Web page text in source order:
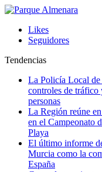
Likes
Seguidores
Tendencias
La Policía Local de
controles de tráfico
personas
La Región reúne
en el Campeonato
Playa
El último informe
Murcia como la
España